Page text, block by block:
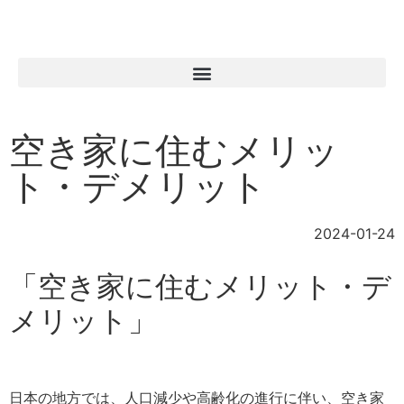
空き家に住むメリッ
ト・デメリット
2024-01-24
「空き家に住むメリット・デ
メリット」
日本の地方では、人口減少や高齢化の進行に伴い、空き家